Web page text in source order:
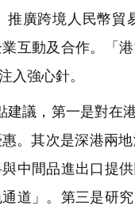
推廣跨境人民幣
互動及合作。「
入強心針。
議，第一是對在
。其次是深港兩
中間品進出口提
道」。第三是研